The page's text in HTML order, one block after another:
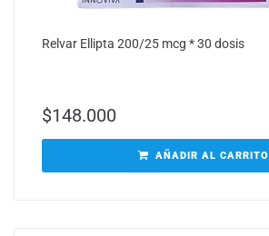
Relvar Ellipta 200/25 mcg * 30 dosis
$148.000
AÑADIR AL CARRITO